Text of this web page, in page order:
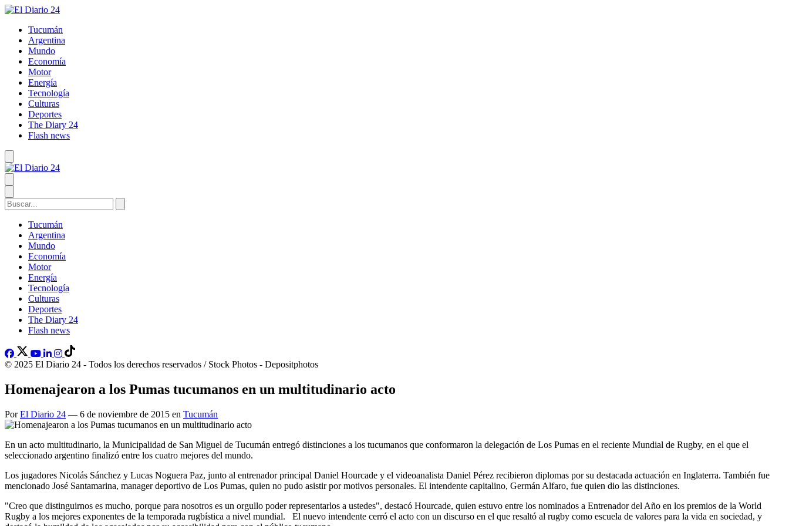
Tucumán
Argentina
Mundo
Economía
Motor
Energía
Tecnología
Culturas
Deportes
The Diary 24
Flash news
Tucumán
Argentina
Mundo
Economía
Motor
Energía
Tecnología
Culturas
Deportes
The Diary 24
Flash news
© 2025 El Diario 24 - Todos los derechos reservados / Stock Photos - Depositphotos
Homenajearon a los Pumas tucumanos en un multitudinario acto
PorEl Diario 24 — 6 de noviembre de 2015 en Tucumán
En un acto multitudinario, la Municipalidad de San Miguel de Tucumán entregó distinciones a los tucumanos que conformaron la delegación de Los Pumas en el reciente Mundial de Rugby, en el que el
seleccionado argentino finalizó entre los cuatro mejores del mundo.
Los jugadores Nicolás Sánchez y Lucas Noguera Paz, junto al entrenador principal Daniel Hourcade y el videoanalista Daniel Pérez recibieron diplomas por su destacada actuación en Inglaterra. También fue
mencionado José Santamarina, manager deportivo de Los Pumas, quien no pudo asistir por motivos personales. El intendente capitalino, Germán Alfaro, fue quien dio las distinciones.
"Creo que distinguirnos es mucho, porque para nosotros es un orgullo poder representarlos a ustedes", destacó Hourcade, quien estuvo entre los nominados a Entrenador del Año en los premios de la World
Rugby a los mejores exponentes de la temporada rugbística a nivel mundial. El nuevo intendente cerró el acto con un discurso en el que resaltó al rugby como escuela de valores para la vida en sociedad, y